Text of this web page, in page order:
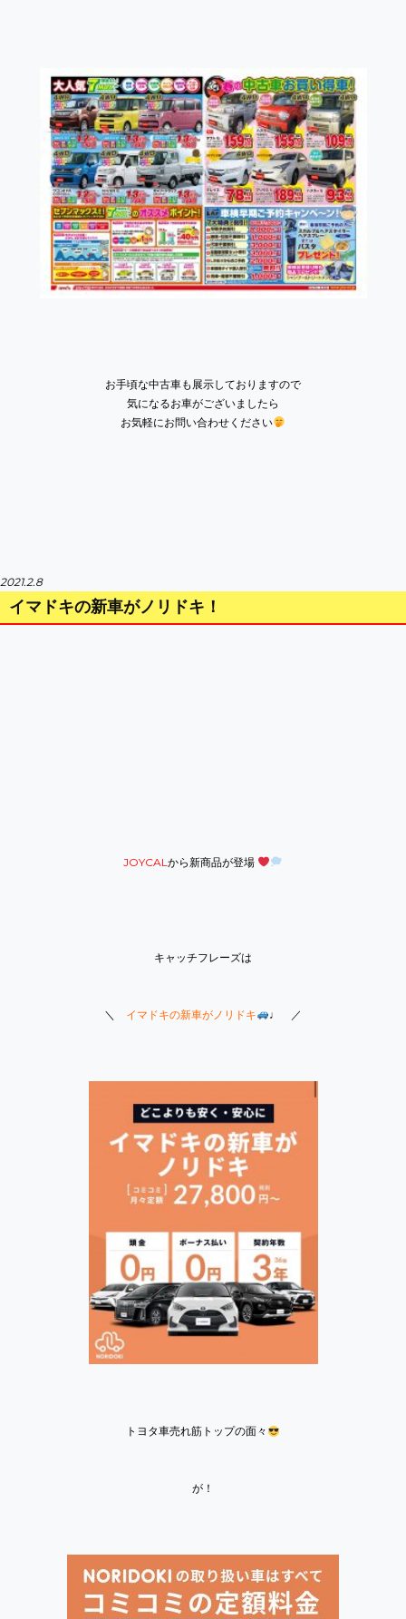
お手頃な中古車も展示しておりますので
気になるお車がございましたら
お気軽にお問い合わせください
2021.2.8
イマドキの新車がノリドキ！
JOYCALから新商品が登場
キャッチフレーズは
＼ イマドキの新車がノリドキ ♩ ／
トヨタ車売れ筋トップの面々
が！